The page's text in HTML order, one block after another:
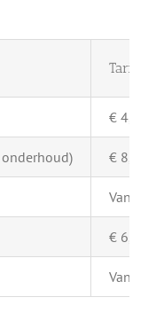
Tarief
€ 4,-
€ 8,-
Vanaf
€ 6,-
Vanaf